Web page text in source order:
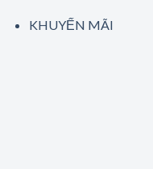
KHUYẾN MÃI